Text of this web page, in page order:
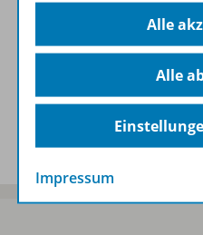
Beschreibung
Spar-Pakete
Alle
Alle
Impressum